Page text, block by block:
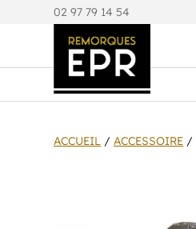
02 97 79 14 54
ACCUEIL /ACCESSOIRE /